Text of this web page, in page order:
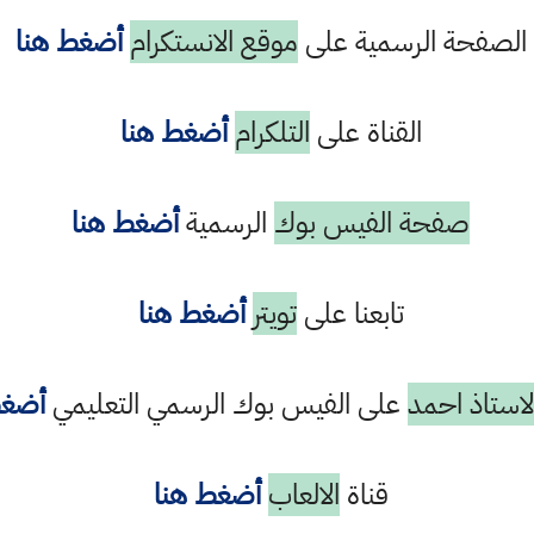
الصفحة الرسمية على موقع الانستكرام أضغط هنا
القناة على التلكرام أضغط هنا
صفحة الفيس بوك الرسميةأضغط هنا
تابعنا علىتويتر أضغط هنا
احمدعلى الفيس بوك الرسمي التعليمي
قناة الالعاب أضغط هنا